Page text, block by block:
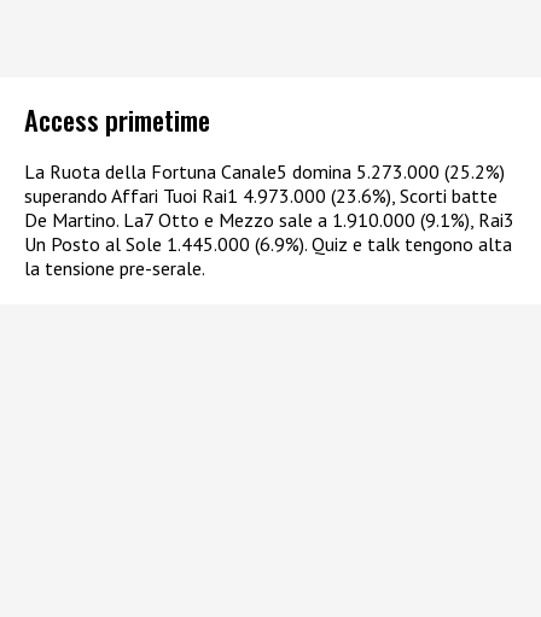
Access primetime
La Ruota della Fortuna Canale5 domina 5.273.000 (25.2%)
superando Affari Tuoi Rai1 4.973.000 (23.6%), Scorti batte
De Martino. La7 Otto e Mezzo sale a 1.910.000 (9.1%), Rai3
Un Posto al Sole 1.445.000 (6.9%). Quiz e talk tengono alta
la tensione pre-serale.